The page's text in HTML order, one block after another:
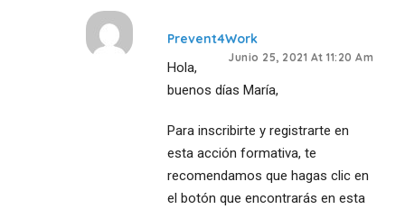
Prevent4Work
Junio 25, 2021 At 11:20 Am
Hola,
buenos días María,
Para inscribirte y registrarte en
esta acción formativa, te
recomendamos que hagas clic en
el botón que encontrarás en esta